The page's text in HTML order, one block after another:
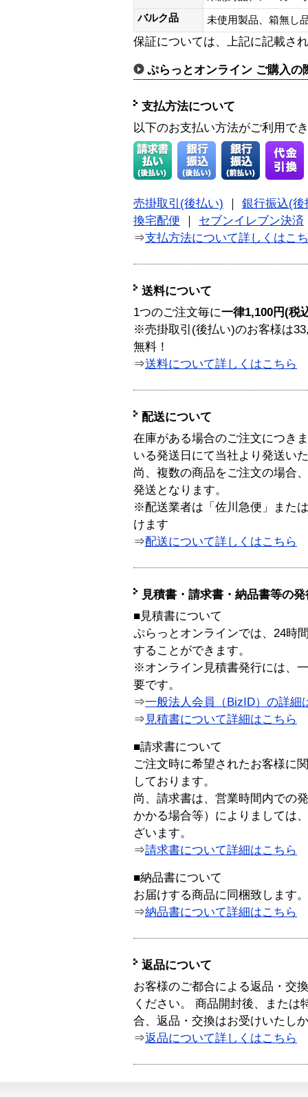
バルク品
未使用製品、箱無
保証については、上記に記載さ
ぷらっとオンライン ご購入の
支払方法について
以下のお支払い方法がご利用で
売掛取引(後払い)
銀行振込(後
換宅配便
セブンイレブン決済
⇒支払方法について詳しくはこ
送料について
1つのご注文毎に一律1,100円(税
※売掛取引(後払い)のお客様は
無料！
⇒送料について詳しくはこちら
配送について
在庫がある場合のご注文につき
いる発送日にて当社より発送い
尚、複数の商品をご注文の場合
発送となります。
※配送業者は「佐川急便」また
けます
⇒配送について詳しくはこちら
見積書・請求書・納品書等の
■見積書について
ぷらっとオンラインでは、24時
することができます。
※オンライン見積書発行には、
要です。
⇒一般法人会員（BizID）の詳細
⇒ 見積書について詳細はこちら
■請求書について
ご注文時に希望されたお客様に
しております。
尚、請求書は、営業時間内での
かかる場合等）によりましては
ざいます。
⇒請求書について詳細はこちら
■納品書について
お届けする商品に同梱致します。
⇒納品書について詳細はこちら
返品について
お客様のご都合による返品・交
ください。 商品開封後、または
合、返品・交換はお受けいたし
⇒返品について詳しくはこちら